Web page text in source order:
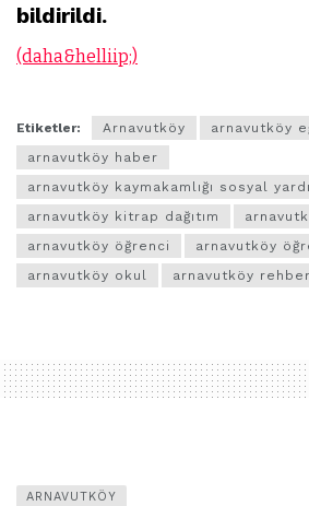
bildirildi.
(daha&helliip;)
Etiketler: Arnavutköy
arnavutköy
arnavutköy haber
arnavutköy kaymakamlığı sosyal
arnavutköy kitrap dağıtım
arnavutköy öğrenci
arnavutköy
arnavutköy okul
arnavutköy
ARNAVUTKÖY